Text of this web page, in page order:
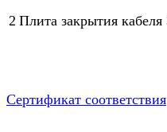
2 Плита закрытия
Сертификат соответствия